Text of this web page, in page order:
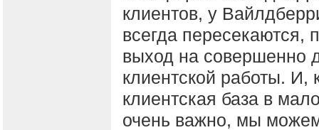
клиентов, у
всегда пересекаются,
выход на совершенно
клиентской работы. И,
клиентская база в
очень важно, мы